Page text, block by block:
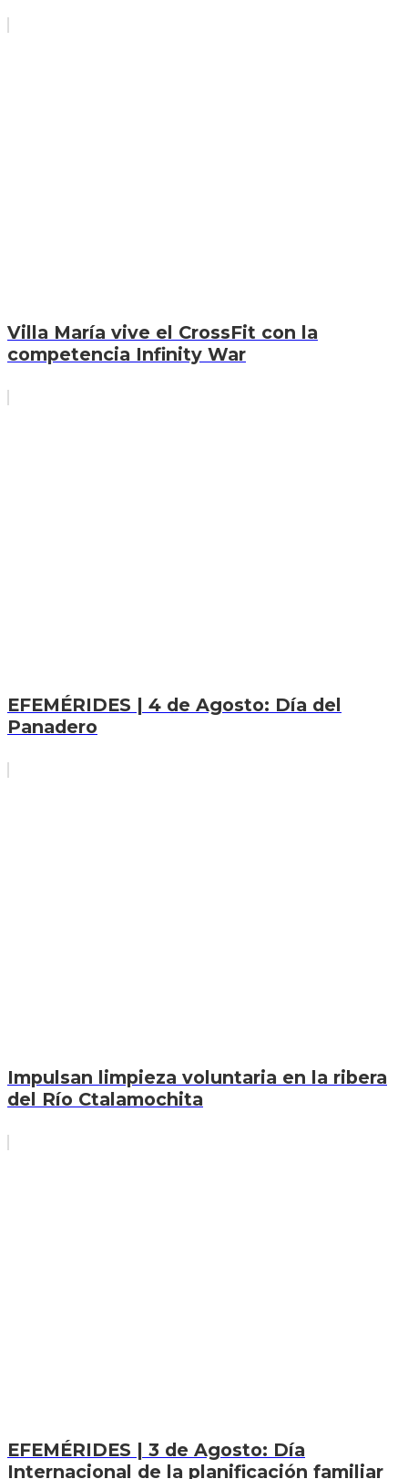
Villa María vive el CrossFit con la
competencia Infinity War
EFEMÉRIDES | 4 de Agosto: Día del
Panadero
Impulsan limpieza voluntaria en la ribera
del Río Ctalamochita
EFEMÉRIDES | 3 de Agosto: Día
Internacional de la planificación familiar